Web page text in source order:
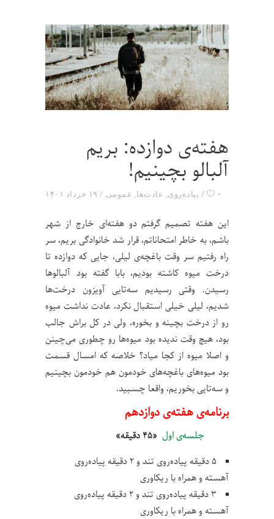
هفته‌ی دوازده: بریم
آلبالو بچینیم!
۱۹ خرداد ۱۴۰۱ پیاده‌روی, عادت‌ها, عمومی ۰
این هفته تصمیم گرفتم دو هفته‌ای خارج از شهر
باشم، به خاطر امتحاناتم، قرار شد خانوادگی بریم، سر
راه رفتیم سر وقت باغچه‌ی لیلی، جایی که دوازده تا
درخت میوه کاشته بودیم، بابا گفته بود آلبالوها
رسیدن. وقتی رسیدیم سه‌تایی آویزون درخت‌ها
شدیم، لیلی خیلی استقبال نکرد، عادت نداشت میوه
رو از درخت بچینه و بخوره، ولی در کل براش جالب
بود، هیچ وقت ندیده بود میوه‌ها رو چطوری می‌چینن
و اصلا میوه از کجا میاد؟ خلاصه که امسال قسمت
بود میوه‌های باغچه‌های خودمون هم خودمون بچینیم
و سه‌تایی بخوریم، واقعا چسبید.
برنامه‌ی هفته‌ی دوازدهم
جلسه‌ی اول «۴۵ دقیقه»
۵ دقیقه پیاده‌روی تند و ۲ دقیقه پیاده‌روی
آهسته و همراه با ریکاوری
۳ دقیقه پیاده‌روی تند و ۲ دقیقه پیاده‌روی
آهسته و همراه با ریکاوری